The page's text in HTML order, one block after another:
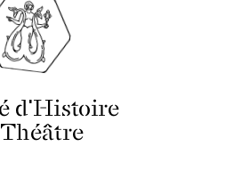
d'Histoire